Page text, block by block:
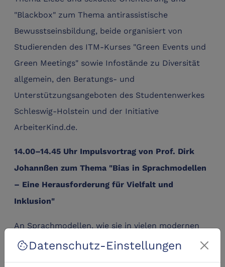
cookieDatenschutz-Einstellungen
"Blackbox" zum Thema antirassistische
Bewusstseinsbildung, beide organisiert von
Studierenden des ITM-Kurses "Green Events und
Green Meetings" sowie Infostände zu Diversität
allgemein, den Beratungs- und
Unterstützungsangeboten des Studentenwerkes
Schleswig-Holstein und der Initiative
ArbeiterKind.de.
14.00–14.45 Uhr Impulsvortrag von Prof. Dirk
Johannßen zum Thema "Bias in Sprachmodellen
– Eine Herausforderung für Vielfalt und
Inklusion"
An Sprachmodellen, wie sie in vielen modernen
KI-Anwendungen verwendet werden, kommt